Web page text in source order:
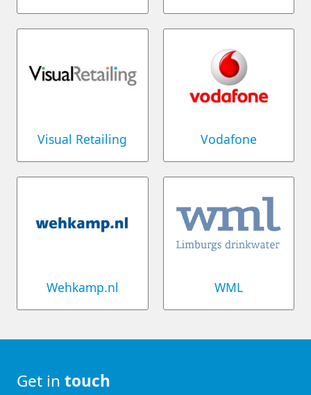
Visual Retailing Vodafone
Wehkamp.nl WML
Get in touch